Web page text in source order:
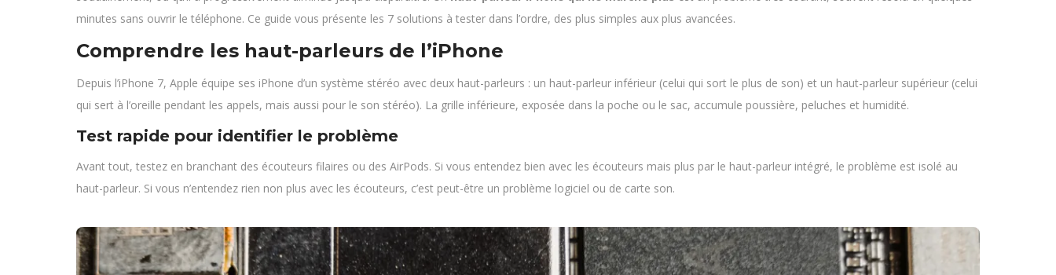
minutes sans ouvrir le téléphone. Ce guide vous présente les 7 solutions à tester dans l’ordre, des plus simples aux plus avancées.
Comprendre les haut-parleurs de l’iPhone
Depuis l’iPhone 7, Apple équipe ses iPhone d’un système stéréo avec deux haut-parleurs : un haut-parleur inférieur (celui qui sort le plus de son) et un haut-parleur supérieur (celui
qui sert à l’oreille pendant les appels, mais aussi pour le son stéréo). La grille inférieure, exposée dans la poche ou le sac, accumule poussière, peluches et humidité.
Test rapide pour identifier le problème
Avant tout, testez en branchant des écouteurs filaires ou des AirPods. Si vous entendez bien avec les écouteurs mais plus par le haut-parleur intégré, le problème est isolé au
haut-parleur. Si vous n’entendez rien non plus avec les écouteurs, c’est peut-être un problème logiciel ou de carte son.